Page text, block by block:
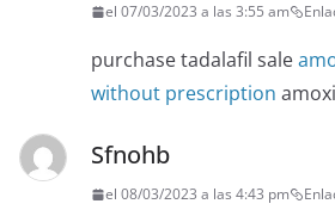
el 07/03/2023 a las 3:55 am
purchase tadalafil sale
without prescription
Sfnohb
el 08/03/2023 a las 4:43 pm